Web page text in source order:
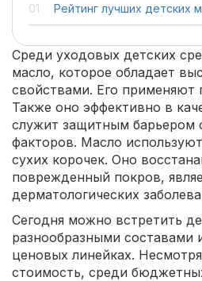
Рейтинг лучших детских
Среди уходовых детских
масло, которое обладает
свойствами. Его применяют
Также оно эффективно в
служит защитным барьером
факторов. Масло
сухих корочек. Оно
поврежденный покров,
дерматологических
Сегодня можно встретить
разнообразными составами
ценовых линейках.
стоимость, среди